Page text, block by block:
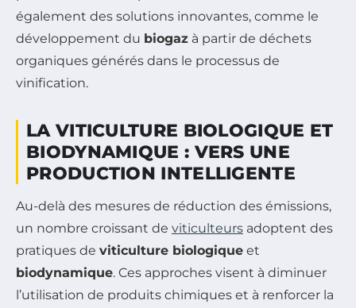
également des solutions innovantes, comme le
développement du biogaz à partir de déchets
organiques générés dans le processus de
vinification.
LA VITICULTURE BIOLOGIQUE ET
BIODYNAMIQUE : VERS UNE
PRODUCTION INTELLIGENTE
Au-delà des mesures de réduction des émissions,
un nombre croissant de viticulteurs adoptent des
pratiques de viticulture biologique et
biodynamique. Ces approches visent à diminuer
l’utilisation de produits chimiques et à renforcer la